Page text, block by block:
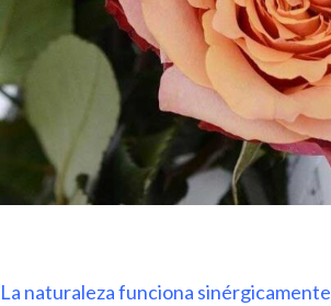
La naturaleza funciona sinérgicamente